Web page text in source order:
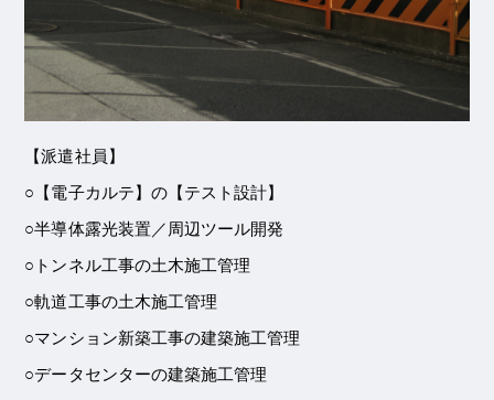
【派遣社員】
○【電子カルテ】の【テスト設計】
○半導体露光装置／周辺ツール開発
○トンネル工事の土木施工管理
○軌道工事の土木施工管理
○マンション新築工事の建築施工管理
○データセンターの建築施工管理